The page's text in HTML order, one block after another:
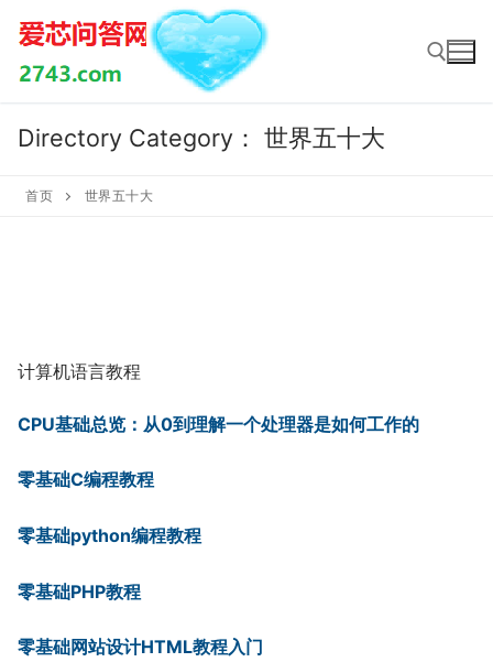
Skip
content
Search for:
Directory Category： 世界五十大
首页 世界五十大
计算机语言教程
CPU基础总览：从0到理解一个处理器是如何工作的
零基础C编程教程
零基础python编程教程
零基础PHP教程
零基础网站设计HTML教程入门